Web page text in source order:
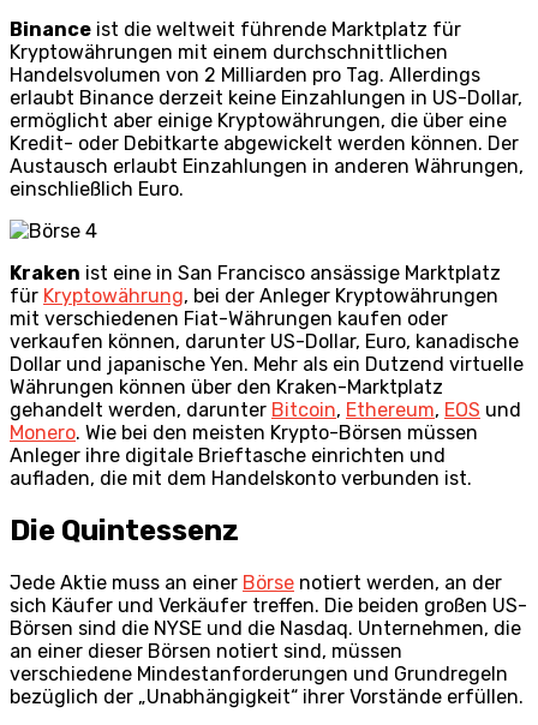
Binance ist die weltweit führende Marktplatz für
Kryptowährungen mit einem durchschnittlichen
Handelsvolumen von 2 Milliarden pro Tag. Allerdings
erlaubt Binance derzeit keine Einzahlungen in US-Dollar,
ermöglicht aber einige Kryptowährungen, die über eine
Kredit- oder Debitkarte abgewickelt werden können. Der
Austausch erlaubt Einzahlungen in anderen Währungen,
einschließlich Euro.
Kraken ist eine in San Francisco ansässige Marktplatz
für Kryptowährung, bei der Anleger Kryptowährungen
mit verschiedenen Fiat-Währungen kaufen oder
verkaufen können, darunter US-Dollar, Euro, kanadische
Dollar und japanische Yen. Mehr als ein Dutzend virtuelle
Währungen können über den Kraken-Marktplatz
gehandelt werden, darunter Bitcoin, Ethereum, EOS und
Monero. Wie bei den meisten Krypto-Börsen müssen
Anleger ihre digitale Brieftasche einrichten und
aufladen, die mit dem Handelskonto verbunden ist.
Die Quintessenz
Jede Aktie muss an einer Börse notiert werden, an der
sich Käufer und Verkäufer treffen. Die beiden großen US-
Börsen sind die NYSE und die Nasdaq. Unternehmen, die
an einer dieser Börsen notiert sind, müssen
verschiedene Mindestanforderungen und Grundregeln
bezüglich der „Unabhängigkeit“ ihrer Vorstände erfüllen.